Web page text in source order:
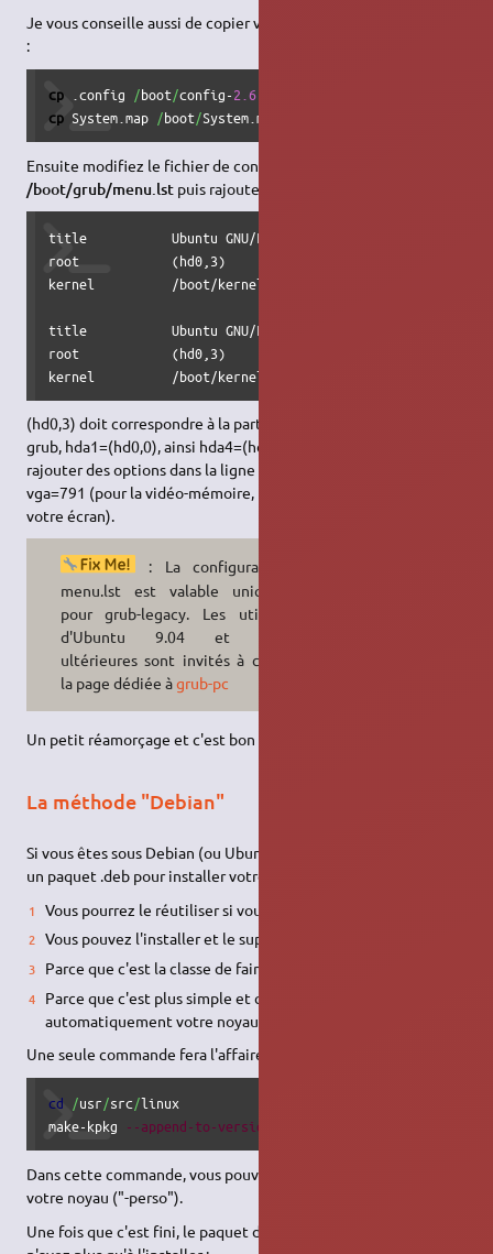
Je vous conseille aussi de copier votre configuration dans /boot
:
cp .config /boot/config-2.6
cp System.map /boot/System.map.2.6.VERSION
Ensuite modifiez le fichier de configuration de grub
/boot/grub/menu.lst puis rajoutez votre noyau :
title           Ubuntu GNU/Linux 2.6.VERSION (version
root            (hd0,3)
kernel          /boot/kernel-2.6.VERSION root=/dev/hda4
title           Ubuntu GNU/Linux 2.6.VERSION (Rescue)
root            (hd0,3)
kernel          /boot/kernel-2.6.VERSION root=/dev/hda4
(hd0,3) doit correspondre à la partition qui contient /boot. Pour
grub, hda1=(hd0,0), ainsi hda4=(hd0,3). Vous pouvez bien sûr
rajouter des options dans la ligne "kernel", par exemple
vga=791 (pour la vidéo-mémoire, mais le nombre dépend de
votre écran).
: La configuration du
menu.lst est valable uniquement
pour grub-legacy. Les utilisateurs
d'Ubuntu 9.04 et versions
ultérieures sont invités à consulter
la page dédiée àgrub-pc
Un petit réamorçage et c'est bon !
La méthode "Debian"
Si vous êtes sous Debian (ou Ubuntu), il est plus malin de créer
un paquet .deb pour installer votre noyau. Pourquoi ?
Vous pourrez le réutiliser si vous faites une réinstallation.
Vous pouvez l'installer et le supprimer facilement avec APT.
Parce que c'est la classe de faire ses propres paquets
Parce que c'est plus simple et que ça va rajouter
automatiquement votre noyau dans /boot/grub/menu.lst
Une seule commande fera l'affaire :
cd /usr/src/linux
make-kpkg --append-to-version
Dans cette commande, vous pouvez personnaliser le nom de
votre noyau ("-perso").
Une fois que c'est fini, le paquet doit être dans /usr/src et vous